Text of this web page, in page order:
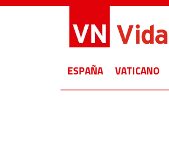
ESPAÑA VATICANO